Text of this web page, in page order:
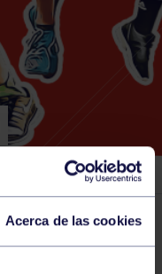
Acerca de las cookies